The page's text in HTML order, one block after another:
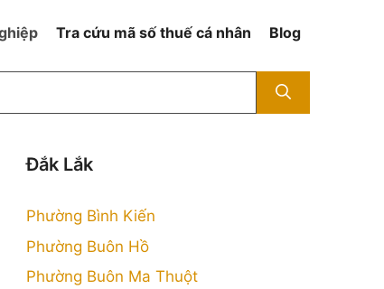
Tra cứu mã số thuế cá nhân Blog
Đắk Lắk
Phường Bình Kiến
Phường Buôn Hồ
Phường Buôn Ma Thuột